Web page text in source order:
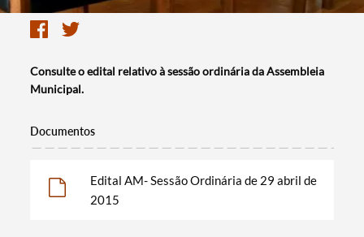
Consulte o edital relativo à sessão ordinária da Assembleia
Municipal.
Documentos
Edital AM- Sessão Ordinária de 29 abril de
2015